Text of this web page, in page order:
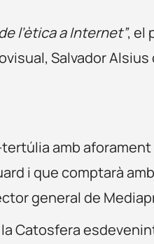
l’ètica a Internet”, el
Salvador
amb
i que comptarà
general de
Catosfera